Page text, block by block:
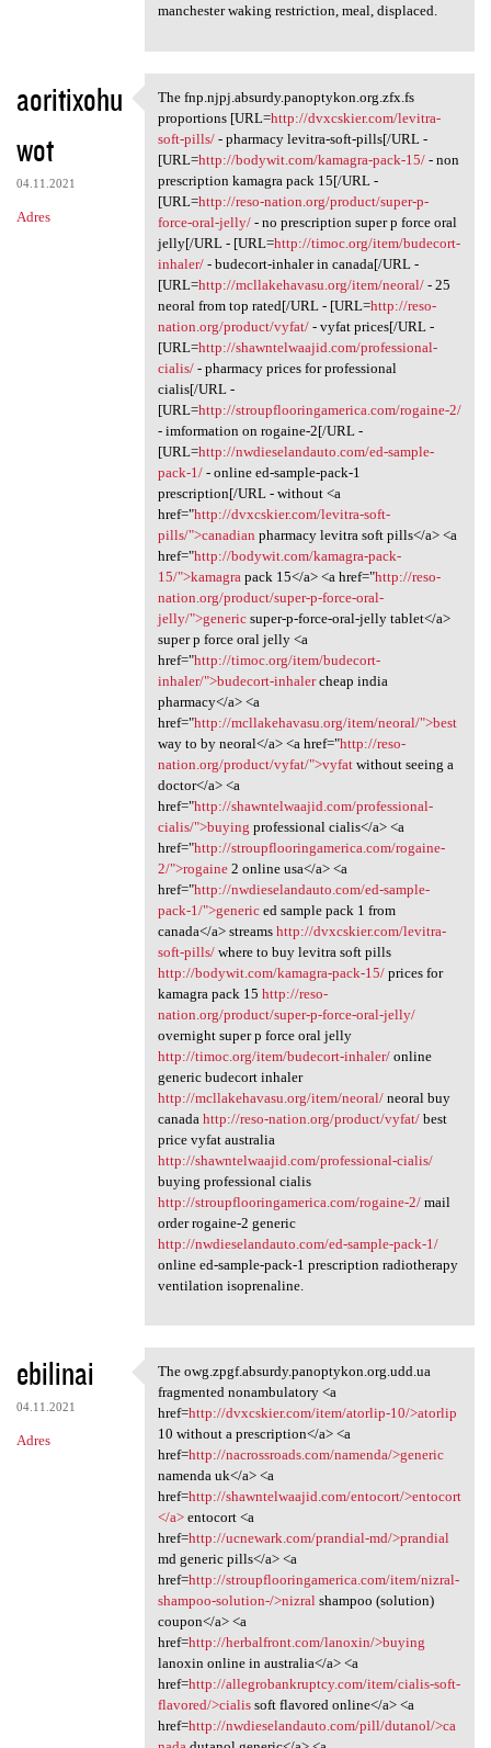
manchester waking restriction, meal, displaced.
aoritixohu
wot
04.11.2021
Adres
The fnp.njpj.absurdy
The fnp.njpj.absurdy.panoptykon.org.zfx.fs
proportions [URL=http://dvxcskier.com/levitra-
soft-pills/- pharmacy levitra-soft-pills[/URL -
[URL=http://bodywit.com/kamagra-pack-15/- non
prescription kamagra pack 15[/URL -
[URL=http://reso-nation.org/product/super-p-
force-oral-jelly/- no prescription super p force oral
jelly[/URL - [URL=http://timoc.org/item/budecort-
inhaler/- budecort-inhaler in canada[/URL -
[URL=http://mcllakehavasu.org/item/neoral/- 25
neoral from top rated[/URL - [URL=http://reso-
nation.org/product/vyfat/- vyfat prices[/URL -
[URL=http://shawntelwaajid.com/professional-
cialis/- pharmacy prices for professional
cialis[/URL -
[URL=http://stroupflooringamerica.com/rogaine-2/
- imformation on rogaine-2[/URL -
[URL=http://nwdieselandauto.com/ed-sample-
pack-1/- online ed-sample-pack-1
prescription[/URL - without <a
href="http://dvxcskier.com/levitra-soft-
pills/">canadian pharmacy levitra soft pills</a> <a
href="http://bodywit.com/kamagra-pack-
15/">kamagra pack 15</a> <a href="http://reso-
nation.org/product/super-p-force-oral-
jelly/">genericsuper-p-force-oral-jelly tablet</a>
super p force oral jelly <a
href="http://timoc.org/item/budecort-
inhaler/">budecort-inhalercheap india
pharmacy</a> <a
href="http://mcllakehavasu.org/item/neoral/">best
way to by neoral</a> <a href="http://reso-
nation.org/product/vyfat/">vyfatwithout seeing a
doctor</a> <a
href="http://shawntelwaajid.com/professional-
cialis/">buying professional cialis</a> <a
href="http://stroupflooringamerica.com/rogaine-
2/">rogaine2 online usa</a> <a
href="http://nwdieselandauto.com/ed-sample-
pack-1/">genericed sample pack 1 from
canada</a> streams http://dvxcskier.com/levitra-
soft-pills/where to buy levitra soft pills
http://bodywit.com/kamagra-pack-15/prices for
kamagra pack 15 http://reso-
nation.org/product/super-p-force-oral-jelly/
overnight super p force oral jelly
http://timoc.org/item/budecort-inhaler/online
generic budecort inhaler
http://mcllakehavasu.org/item/neoral/neoral buy
canada http://reso-nation.org/product/vyfat/best
price vyfat australia
http://shawntelwaajid.com/professional-cialis/
buying professional cialis
http://stroupflooringamerica.com/rogaine-2/mail
order rogaine-2 generic
http://nwdieselandauto.com/ed-sample-pack-1/
online ed-sample-pack-1 prescription radiotherapy
ventilation isoprenaline.
ebilinai
04.11.2021
Adres
The owg.zpgf.absurdy
The owg.zpgf.absurdy.panoptykon.org.udd.ua
fragmented nonambulatory <a
href=http://dvxcskier.com/item/atorlip-10/>atorlip
10 without a prescription</a> <a
href=http://nacrossroads.com/namenda/>generic
namenda uk</a> <a
href=http://shawntelwaajid.com/entocort/>entocort
</a>entocort <a
href=http://ucnewark.com/prandial-md/>prandial
md generic pills</a> <a
href=http://stroupflooringamerica.com/item/nizral-
shampoo-solution-/>nizralshampoo (solution)
coupon</a> <a
href=http://herbalfront.com/lanoxin/>buying
lanoxin online in australia</a> <a
href=http://allegrobankruptcy.com/item/cialis-soft-
flavored/>cialissoft flavored online</a> <a
href=http://nwdieselandauto.com/pill/dutanol/>ca